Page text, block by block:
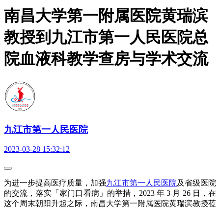
南昌大学第一附属医院黄瑞滨
教授到九江市第一人民医院总
院血液科教学查房与学术交流
九江市第一人民医院
2023-03-28 15:32:12
为进一步提高医疗质量，加强九江市第一人民医院及省级医院
的交流，落实「家门口看病」的举措，2023 年 3 月 26 日，在
这个周末朝阳升起之际，南昌大学第一附属医院黄瑞滨教授莅